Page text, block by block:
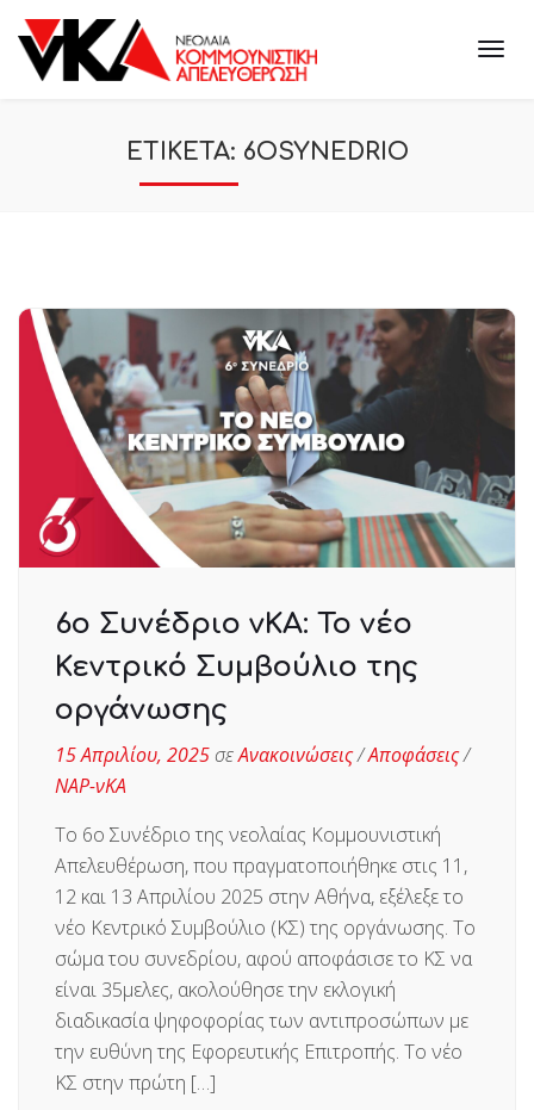
ΕΤΙΚΕΤΑ: 6OSYNEDRIO
6ο Συνέδριο νΚΑ: Το νέο
Κεντρικό Συμβούλιο της
οργάνωσης
15 Απριλίου, 2025σεΑνακοινώσεις/Αποφάσεις/
ΝΑΡ-νΚΑ
Το 6ο Συνέδριο της νεολαίας Κομμουνιστική
Απελευθέρωση, που πραγματοποιήθηκε στις 11,
12 και 13 Απριλίου 2025 στην Αθήνα, εξέλεξε το
νέο Κεντρικό Συμβούλιο (ΚΣ) της οργάνωσης. Το
σώμα του συνεδρίου, αφού αποφάσισε το ΚΣ να
είναι 35μελες, ακολούθησε την εκλογική
διαδικασία ψηφοφορίας των αντιπροσώπων με
την ευθύνη της Εφορευτικής Επιτροπής. Το νέο
ΚΣ στην πρώτη […]